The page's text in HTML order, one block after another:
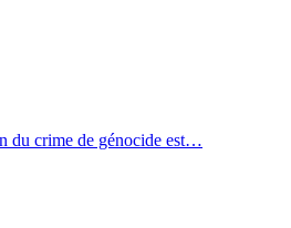
du crime de génocide est…